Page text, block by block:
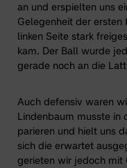
an und erspielten uns
Gelegenheit der
linken Seite stark
kam. Der Ball wurde
gerade noch an die
Auch defensiv waren
Lindenbaum musste in
parieren und hielt uns
sich die erwartet
gerieten wir jedoch mit